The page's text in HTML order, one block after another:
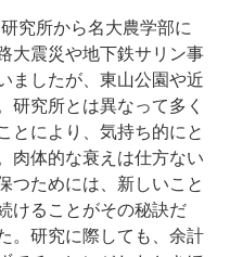
究所から名大農学部に
大震災や地下鉄サリン事
ましたが、東山公園や近
研究所とは異なって多く
とにより、気持ち的にと
肉体的な衰えは仕方ない
つためには、新しいこと
けることがその秘訣だ
。研究に際しても、余計